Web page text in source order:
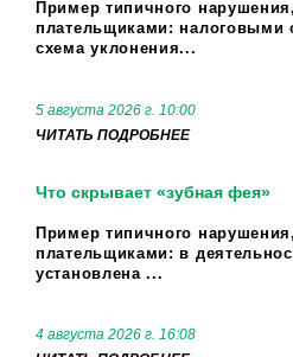
Пример типичного
плательщиками: налоговыми
схема уклонения...
5 августа 2026 г. 10:00
ЧИТАТЬ ПОДРОБНЕЕ
Что скрывает «зубная фея»
Пример типичного
плательщиками: в
установлена ...
4 августа 2026 г. 16:08